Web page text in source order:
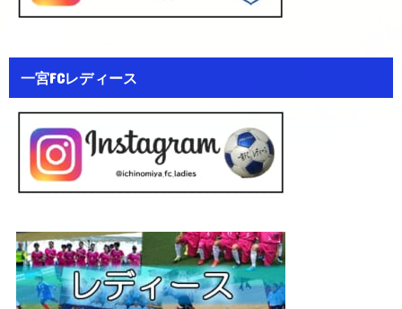
一宮FCレディース